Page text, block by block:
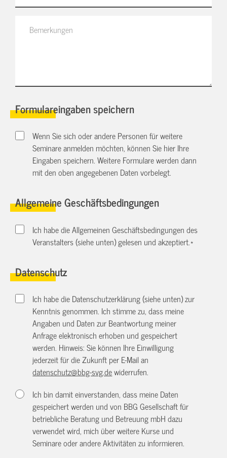
Formulareingaben speichern
Wenn Sie sich oder andere Personen für weitere
Seminare anmelden möchten, können Sie hier Ihre
Eingaben speichern. Weitere Formulare werden dann
mit den oben angegebenen Daten vorbelegt.
Allgemeine Geschäftsbedingungen
Ich habe die Allgemeinen Geschäftsbedingungen des
Veranstalters (siehe unten) gelesen und akzeptiert.*
Datenschutz
Ich habe die Datenschutzerklärung (siehe unten) zur
Kenntnis genommen. Ich stimme zu, dass meine
Angaben und Daten zur Beantwortung meiner
Anfrage elektronisch erhoben und gespeichert
werden. Hinweis: Sie können Ihre Einwilligung
jederzeit für die Zukunft per E-Mail an
datenschutz@bbg-svg.dewiderrufen.
Ich bin damit einverstanden, dass meine Daten
gespeichert werden und von BBG Gesellschaft für
betriebliche Beratung und Betreuung mbH dazu
verwendet wird, mich über weitere Kurse und
Seminare oder andere Aktivitäten zu informieren.